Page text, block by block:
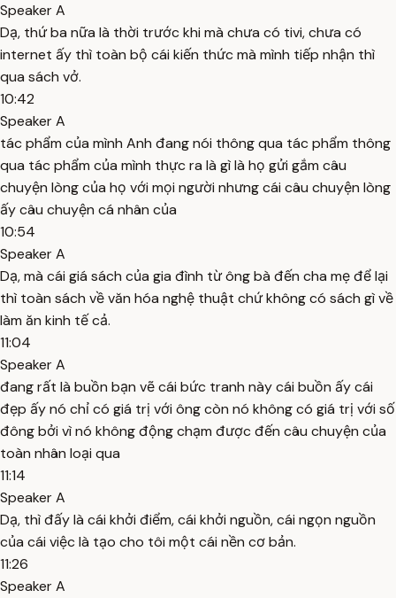
Speaker A
Dạ, thứ ba nữa là thời trước khi mà chưa có tivi, chưa có
internet ấy thì toàn bộ cái kiến thức mà mình tiếp nhận thì
qua sách vở.
10:42
Speaker A
tác phẩm của mình Anh đang nói thông qua tác phẩm thông
qua tác phẩm của mình thực ra là gì là họ gửi gắm câu
chuyện lòng của họ với mọi người nhưng cái câu chuyện lòng
ấy câu chuyện cá nhân của
10:54
Speaker A
Dạ, mà cái giá sách của gia đình từ ông bà đến cha mẹ để lại
thì toàn sách về văn hóa nghệ thuật chứ không có sách gì về
làm ăn kinh tế cả.
11:04
Speaker A
đang rất là buồn bạn vẽ cái bức tranh này cái buồn ấy cái
đẹp ấy nó chỉ có giá trị với ông còn nó không có giá trị với số
đông bởi vì nó không động chạm được đến câu chuyện của
toàn nhân loại qua
11:14
Speaker A
Dạ, thì đấy là cái khởi điểm, cái khởi nguồn, cái ngọn nguồn
của cái việc là tạo cho tôi một cái nền cơ bản.
11:26
Speaker A